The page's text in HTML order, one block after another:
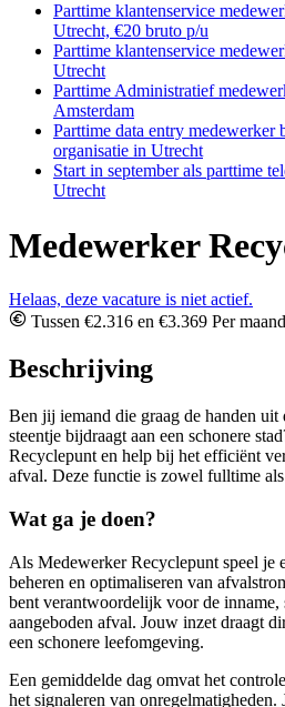
Parttime klantenservice
Utrecht, €20 bruto p/u
Parttime klantenservice
Utrecht
Parttime Administratief
Amsterdam
Parttime data entry medewerker
organisatie in Utrecht
Start in september als parttime
Utrecht
Medewerker
Helaas, deze vacature is niet actief.
Tussen €2.316 en €3.369 Per maand
Beschrijving
Ben jij iemand die graag de handen uit
steentje bijdraagt aan een schonere
Recyclepunt en help bij het efficiënt
afval. Deze functie is zowel fulltime
Wat ga je doen?
Als Medewerker Recyclepunt speel je
beheren en optimaliseren van
bent verantwoordelijk voor de inname,
aangeboden afval. Jouw inzet draagt
een schonere leefomgeving.
Een gemiddelde dag omvat het
het signaleren van onregelmatigheden.